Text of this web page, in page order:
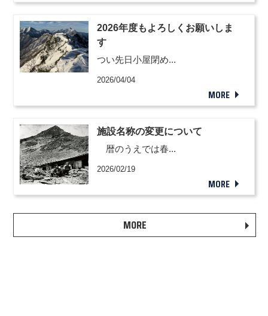
2026年度もよろしくお願いしま
す
つい先日小屋閉め...
2026/04/04
MORE
施設名称の変更について
暦のうえでは春...
2026/02/19
MORE
MORE